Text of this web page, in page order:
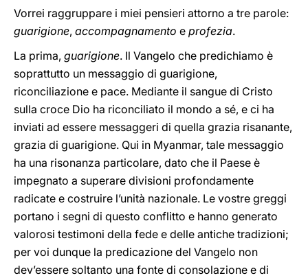
Vorrei raggruppare i miei pensieri attorno a tre parole:
guarigione, accompagnamento e profezia.
La prima, guarigione. Il Vangelo che predichiamo è
soprattutto un messaggio di guarigione,
riconciliazione e pace. Mediante il sangue di Cristo
sulla croce Dio ha riconciliato il mondo a sé, e ci ha
inviati ad essere messaggeri di quella grazia risanante,
grazia di guarigione. Qui in Myanmar, tale messaggio
ha una risonanza particolare, dato che il Paese è
impegnato a superare divisioni profondamente
radicate e costruire l’unità nazionale. Le vostre greggi
portano i segni di questo conflitto e hanno generato
valorosi testimoni della fede e delle antiche tradizioni;
per voi dunque la predicazione del Vangelo non
dev’essere soltanto una fonte di consolazione e di